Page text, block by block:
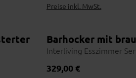
Preise inkl. MwSt.
Sitzplätze im Essbereich
Lehne und
Barhocker mit
Interliving Esszimmer
Regulärer Preis:
329,00 €